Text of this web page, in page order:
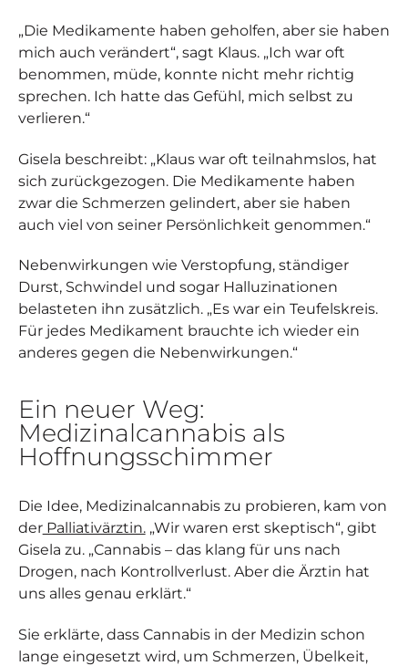
„Die Medikamente haben geholfen, aber sie haben
mich auch verändert“, sagt Klaus. „Ich war oft
benommen, müde, konnte nicht mehr richtig
sprechen. Ich hatte das Gefühl, mich selbst zu
verlieren.“
Gisela beschreibt: „Klaus war oft teilnahmslos, hat
sich zurückgezogen. Die Medikamente haben
zwar die Schmerzen gelindert, aber sie haben
auch viel von seiner Persönlichkeit genommen.“
Nebenwirkungen wie Verstopfung, ständiger
Durst, Schwindel und sogar Halluzinationen
belasteten ihn zusätzlich. „Es war ein Teufelskreis.
Für jedes Medikament brauchte ich wieder ein
anderes gegen die Nebenwirkungen.“
Ein neuer Weg:
Medizinalcannabis als
Hoffnungsschimmer
Die Idee, Medizinalcannabis zu probieren, kam von
derPalliativärztin.„Wir waren erst skeptisch“, gibt
Gisela zu. „Cannabis – das klang für uns nach
Drogen, nach Kontrollverlust. Aber die Ärztin hat
uns alles genau erklärt.“
Sie erklärte, dass Cannabis in der Medizin schon
lange eingesetzt wird, um Schmerzen, Übelkeit,